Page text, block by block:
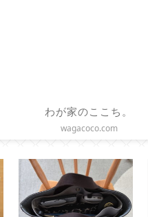
わが家のここち。
wagacoco.com